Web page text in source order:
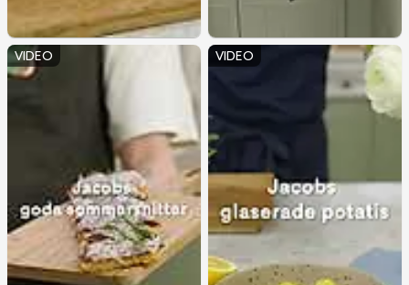
VIDEO VIDEO